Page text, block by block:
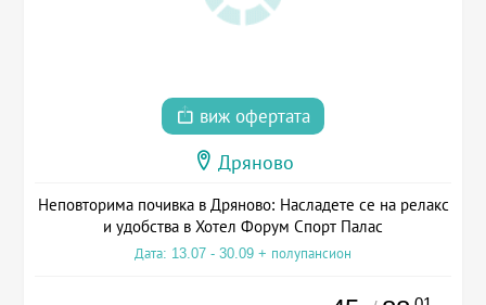
виж офертата
Дряново
Неповторима почивка в Дряново: Насладете се на релакс
и удобства в Хотел Форум Спорт Палас
Дата: 13.07 - 30.09 + полупансион